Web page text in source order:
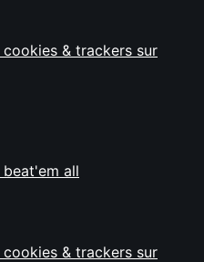
& trackers sur
all
& trackers sur